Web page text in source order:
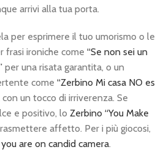
arrivi alla tua porta.
per esprimere il tuo umorismo o le
frasi ironiche come “Se non sei un
per una risata garantita, o un
come “Zerbino Mi casa NO es
con un tocco di irriverenza. Se
e positivo, lo Zerbino “You Make
affetto. Per i più giocosi,
are on candid camera.